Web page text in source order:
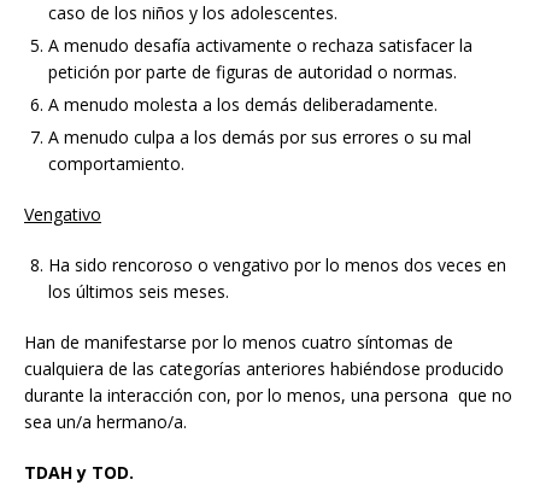
caso de los niños y los adolescentes.
A menudo desafía activamente o rechaza satisfacer la
petición por parte de figuras de autoridad o normas.
A menudo molesta a los demás deliberadamente.
A menudo culpa a los demás por sus errores o su mal
comportamiento.
Vengativo
Ha sido rencoroso o vengativo por lo menos dos veces en
los últimos seis meses.
Han de manifestarse por lo menos cuatro síntomas de
cualquiera de las categorías anteriores habiéndose producido
durante la interacción con, por lo menos, una persona que no
sea un/a hermano/a.
TDAH y TOD.